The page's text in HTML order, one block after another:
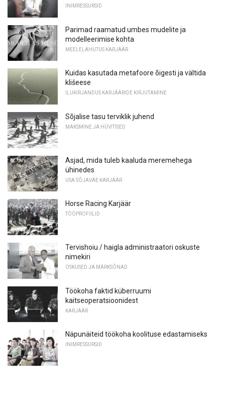
INIMRESSURSID
Parimad raamatud umbes mudelite ja
modelleerimise kohta
MEELELAHUTUS KARJÄÄR
Kuidas kasutada metafoore õigesti ja vältida
klišeese
ILUKIRJANDUS KARJÄÄRIDE KIRJUTAMINE
Sõjalise tasu terviklik juhend
MAKSMINE JA HÜVITISED
Asjad, mida tuleb kaaluda meremehega
ühinedes
USA SÕJAVÄE KARJÄÄR
Horse Racing Karjäär
TÖÖPROFIILID
Tervishoiu / haigla administraatori oskuste
nimekiri
OSKUSED JA MÄRKSÕNAD
Töökoha faktid küberruumi
kaitseoperatsioonidest
KARJÄÄR
Näpunäiteid töökoha koolituse edastamiseks
INIMRESSURSID